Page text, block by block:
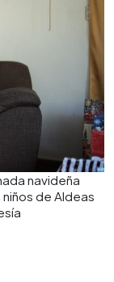
navideña
de Aldeas